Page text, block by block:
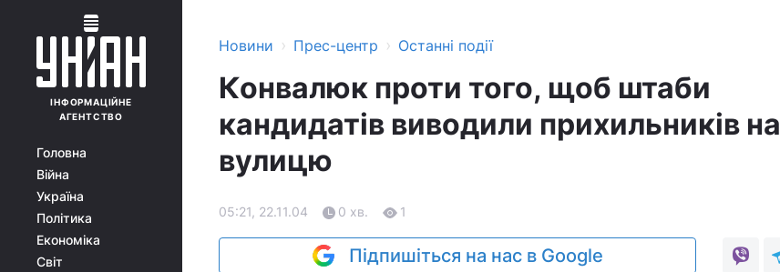
ІНФОРМАЦІЙНЕ
АГЕНТСТВО
Головна
Війна
Україна
Політика
Економіка
Світ
Новини › Прес-центр › Останні події
Конвалюк проти того, щоб штаби
кандидатів виводили прихильників на
вулицю
05:21, 22.11.04 0 хв. 1
Підпишіться на нас в Google